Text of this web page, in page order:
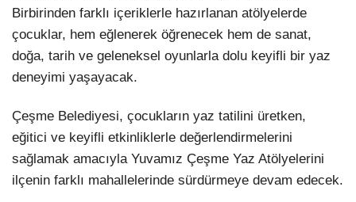
Birbirinden farklı içeriklerle hazırlanan atölyelerde
çocuklar, hem eğlenerek öğrenecek hem de sanat,
doğa, tarih ve geleneksel oyunlarla dolu keyifli bir yaz
deneyimi yaşayacak.
Çeşme Belediyesi, çocukların yaz tatilini üretken,
eğitici ve keyifli etkinliklerle değerlendirmelerini
sağlamak amacıyla Yuvamız Çeşme Yaz Atölyelerini
ilçenin farklı mahallelerinde sürdürmeye devam edecek.